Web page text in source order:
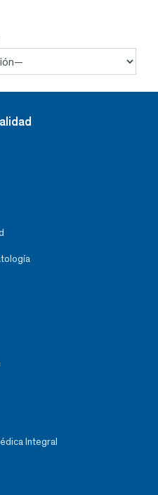
Integral